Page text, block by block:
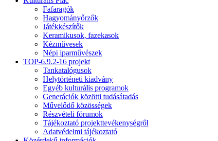
Fafaragók
Hagyományőrzők
Játékkészítők
Keramikusok, fazekasok
Kézművesek
Népi iparművészek
TOP-6.9.2-16 projekt
Tankatalógusok
Helytörténeti kiadvány
Egyéb kulturális programok
Generációk közötti tudásátadás
Művelődő közösségek
Részvételi fórumok
Tájékoztató projekttevékenységről
Adatvédelmi tájékoztató